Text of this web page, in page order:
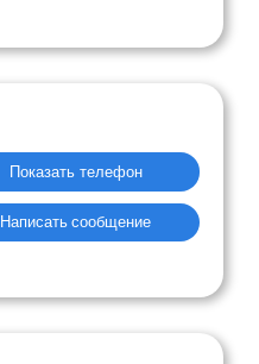
Показать телефон
Написать сообщение